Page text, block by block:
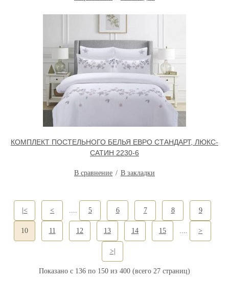
КОМПЛЕКТ ПОСТЕЛЬНОГО БЕЛЬЯ ЕВРО СТАНДАРТ, ЛЮКС-
САТИН 2230-6
В сравнение В закладки
|< < .... 5 6 7 8 9
10 11 12 13 14 15 .... >
>|
Показано с 136 по 150 из 400 (всего 27 страниц)